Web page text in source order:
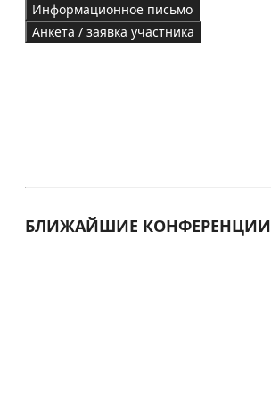
Информационное письмо
Анкета / заявка участника
БЛИЖАЙШИЕ КОНФЕРЕНЦИИ